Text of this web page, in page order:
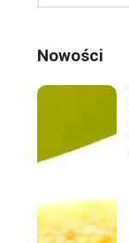
Nowości